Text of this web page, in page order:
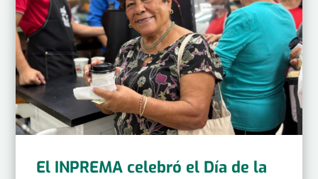
El INPREMA celebró el Día de la